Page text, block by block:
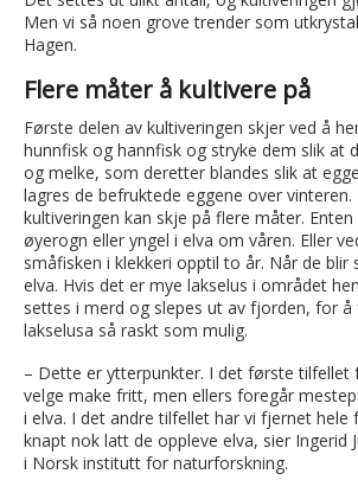
Men vi så noen grove trender som
Hagen.
Flere måter å kultivere på
Første delen av kultiveringen skjer ved å
hunnfisk og hannfisk og stryke dem slik at
og melke, som deretter blandes slik at
lagres de befruktede eggene over vinteren.
kultiveringen kan skje på flere måter.
øyerogn eller yngel i elva om våren. Eller
småfisken i klekkeri opptil to år. Når de blir
elva. Hvis det er mye lakselus i området
settes i merd og slepes ut av fjorden, for å
lakselusa så raskt som mulig.
– Dette er ytterpunkter. I det første tilfellet
velge make fritt, men ellers foregår
i elva. I det andre tilfellet har vi fjernet hele
knapt nok latt de oppleve elva, sier Ingerid
i Norsk institutt for naturforskning.